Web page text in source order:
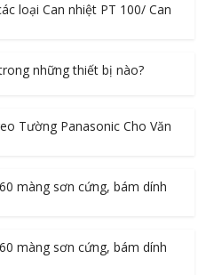
loại Can nhiệt PT 100/ Can
những thiết bị nào?
Tường Panasonic Cho Văn
màng sơn cứng, bám dính
màng sơn cứng, bám dính